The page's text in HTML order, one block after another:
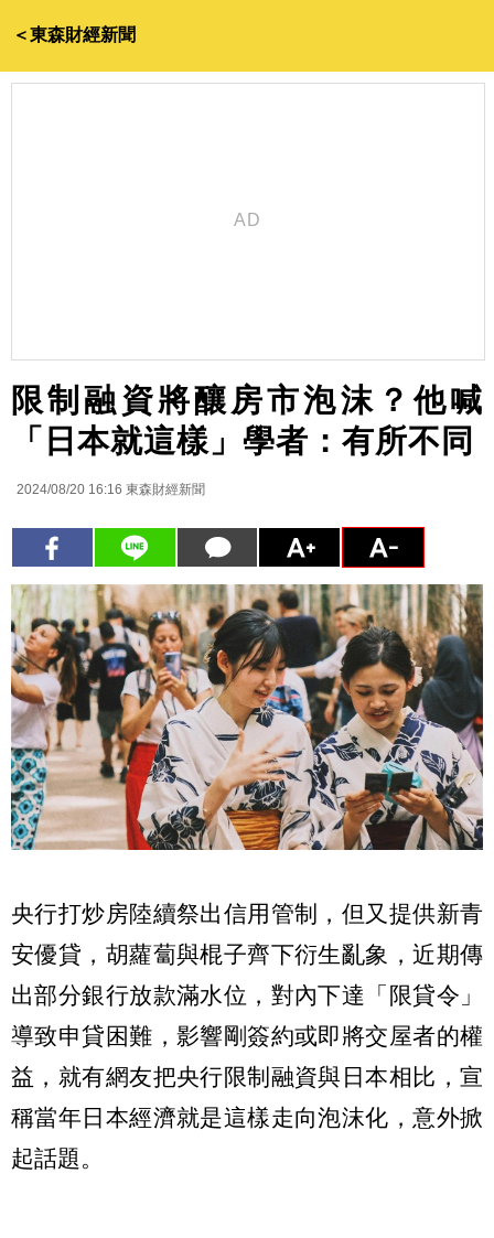
＜東森財經新聞
限制融資將釀房市泡沫？他喊
「日本就這樣」學者：有所不同
2024/08/20 16:16 東森財經新聞
央行打炒房陸續祭出信用管制，但又提供新青
安優貸，胡蘿蔔與棍子齊下衍生亂象，近期傳
出部分銀行放款滿水位，對內下達「限貸令」
導致申貸困難，影響剛簽約或即將交屋者的權
益，就有網友把央行限制融資與日本相比，宣
稱當年日本經濟就是這樣走向泡沫化，意外掀
起話題。